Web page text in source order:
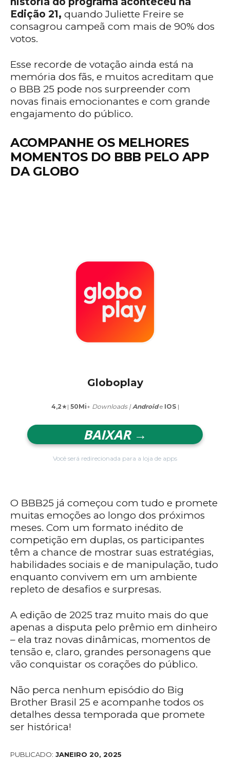
Edição 21, quando Juliette Freire se
consagrou campeã com mais de 90% dos
votos.
Esse recorde de votação ainda está na
memória dos fãs, e muitos acreditam que
o BBB 25 pode nos surpreender com
novas finais emocionantes e com grande
engajamento do público.
ACOMPANHE OS MELHORES
MOMENTOS DO BBB PELO APP
DA GLOBO
Globoplay
4,2★| 50Mi+ Downloads |Androide IOS|
BAIXAR →
Você será redirecionada para a loja de apps
O BBB25 já começou com tudo e promete
muitas emoções ao longo dos próximos
meses. Com um formato inédito de
competição em duplas, os participantes
têm a chance de mostrar suas estratégias,
habilidades sociais e de manipulação, tudo
enquanto convivem em um ambiente
repleto de desafios e surpresas.
A edição de 2025 traz muito mais do que
apenas a disputa pelo prêmio em dinheiro
– ela traz novas dinâmicas, momentos de
tensão e, claro, grandes personagens que
vão conquistar os corações do público.
Não perca nenhum episódio do Big
Brother Brasil 25 e acompanhe todos os
detalhes dessa temporada que promete
ser histórica!
PUBLICADO: JANEIRO 20, 2025